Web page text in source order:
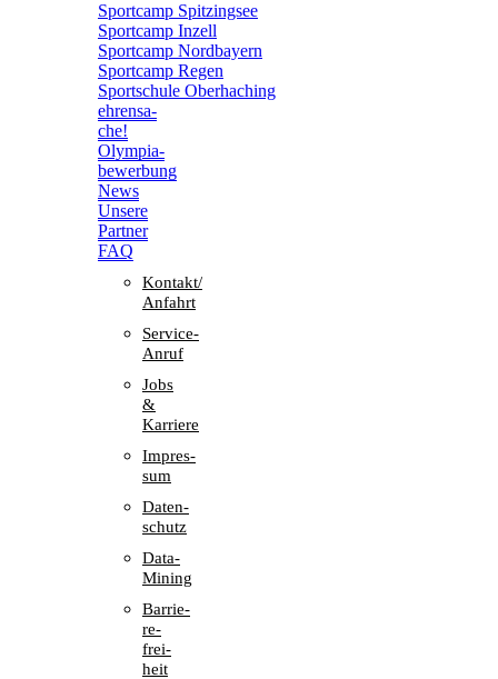
Sport­camp Spitzingsee
Sport­camp Inzell
Sport­camp Nordbayern
Sport­camp Regen
Sport­schule Oberhaching
ehren­sa­
che!
Olym­pia­
be­wer­bung
News
Unsere
Part­ner
FAQ
Kontakt/​​
Anfahrt
Service-
Anruf
Jobs
&
Karriere
Impres­
sum
Daten­
schutz
Data-
Mining
Barrie­
re­
frei­
heit